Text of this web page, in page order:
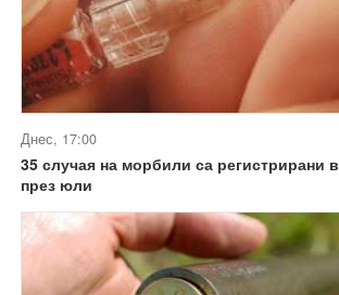
Днес, 17:00
35 случая на морбили са регистрирани
през юли